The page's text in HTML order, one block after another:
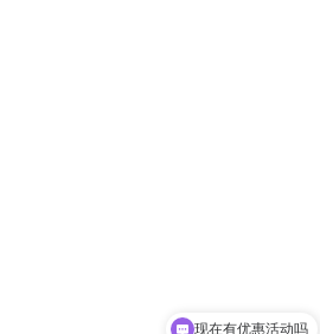
现在有优惠活动吗